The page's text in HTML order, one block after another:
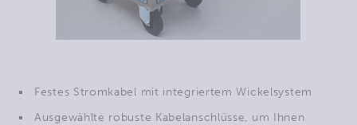
Festes Stromkabel mit integriertem Wickelsystem
Ausgewählte robuste Kabelanschlüsse, um Ihnen